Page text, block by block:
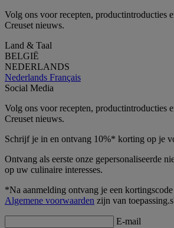
Volg ons voor recepten, productintroducties
Creuset nieuws.
Land & Taal
BELGIË
NEDERLANDS
Nederlands Français
Social Media
Volg ons voor recepten, productintroducties
Creuset nieuws.
Schrijf je in en ontvang 10%* korting op je
Ontvang als eerste onze gepersonaliseerde
op uw culinaire interesses.
*Na aanmelding ontvang je een
Algemene voorwaarden zijn van
E-mail